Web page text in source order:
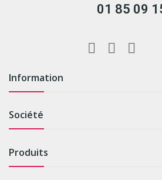
01 85 09
Information
Société
Produits